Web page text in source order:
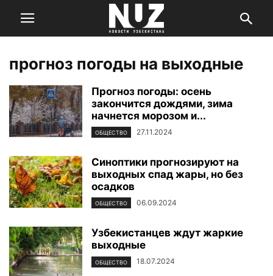
прогноз погоды на выходные
Прогноз погоды: осень
закончится дождями, зима
начнется морозом и...
ОБЩЕСТВО 27.11.2024
Синоптики прогнозируют на
выходных спад жары, но без
осадков
ОБЩЕСТВО 06.09.2024
Узбекистанцев ждут жаркие
выходные
ОБЩЕСТВО 18.07.2024